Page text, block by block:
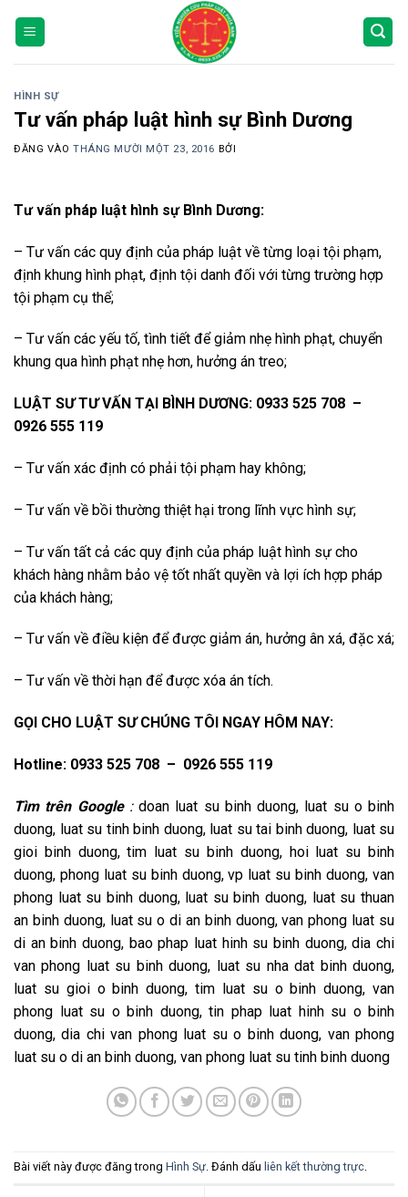
HÌNH SỰ
Tư vấn pháp luật hình sự Bình Dương
ĐĂNG VÀOTHÁNG MƯỜI MỘT 23, 2016 BỞI
Tư vấn pháp luật hình sự Bình Dương:
– Tư vấn các quy định của pháp luật về từng loại tội phạm,
định khung hình phạt, định tội danh đối với từng trường hợp
tội phạm cụ thể;
– Tư vấn các yếu tố, tình tiết để giảm nhẹ hình phạt, chuyển
khung qua hình phạt nhẹ hơn, hưởng án treo;
LUẬT SƯ TƯ VẤN TẠI BÌNH DƯƠNG: 0933 525 708 –
0926 555 119
– Tư vấn xác định có phải tội phạm hay không;
– Tư vấn về bồi thường thiệt hại trong lĩnh vực hình sự;
– Tư vấn tất cả các quy định của pháp luật hình sự cho
khách hàng nhằm bảo vệ tốt nhất quyền và lợi ích hợp pháp
của khách hàng;
– Tư vấn về điều kiện để được giảm án, hưởng ân xá, đặc xá;
– Tư vấn về thời hạn để được xóa án tích.
GỌI CHO LUẬT SƯ CHÚNG TÔI NGAY HÔM NAY:
Hotline: 0933 525 708 – 0926 555 119
Tìm trên Google: doan luat su binh duong, luat su o binh
duong, luat su tinh binh duong, luat su tai binh duong, luat su
gioi binh duong, tim luat su binh duong, hoi luat su binh
duong, phong luat su binh duong, vp luat su binh duong, van
phong luat su binh duong, luat su binh duong, luat su thuan
an binh duong, luat su o di an binh duong, van phong luat su
di an binh duong, bao phap luat hinh su binh duong, dia chi
van phong luat su binh duong, luat su nha dat binh duong,
luat su gioi o binh duong, tim luat su o binh duong, van
phong luat su o binh duong, tin phap luat hinh su o binh
duong, dia chi van phong luat su o binh duong, van phong
luat su o di an binh duong, van phong luat su tinh binh duong
Bài viết này được đăng trong Hình Sự . Đánh dấu liên kết thường trực